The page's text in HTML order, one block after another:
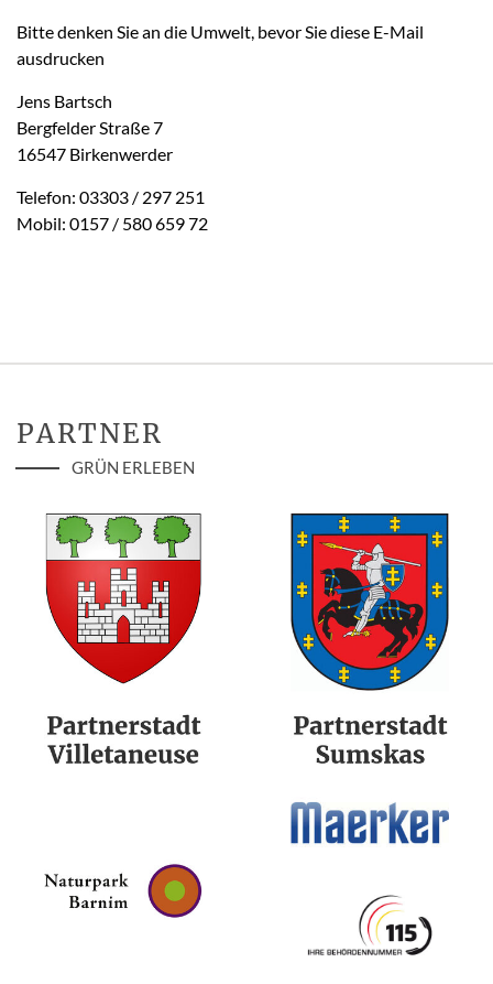
Bitte denken Sie an die Umwelt, bevor Sie diese E-Mail
ausdrucken
Jens Bartsch
Bergfelder Straße 7
16547 Birkenwerder
Telefon: 03303 / 297 251
Mobil: 0157 / 580 659 72
PARTNER
GRÜN ERLEBEN